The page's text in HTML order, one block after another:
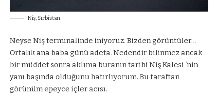
Niş, Sırbistan
Neyse Niş terminalinde iniyoruz. Bizden görüntüler…
Ortalık ana baba günü adeta. Nedendir bilinmez ancak
bir müddet sonra aklıma buranın tarihi Niş Kalesi ‘nin
yanı başında olduğunu hatırlıyorum. Bu taraftan
görünüm epeyce içler acısı.